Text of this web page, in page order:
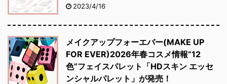
2023/4/16
メイクアップフォーエバー(MAKE UP
FOR EVER)2026年春コスメ情報”12
色”フェイスパレット「HDスキン エッセ
ンシャルパレット」が発売！